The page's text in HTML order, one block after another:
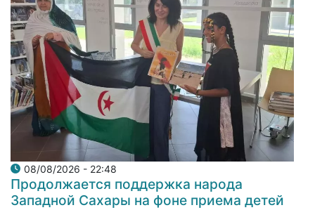
08/08/2026 - 22:48
Продолжается поддержка народа
Западной Сахары на фоне приема детей